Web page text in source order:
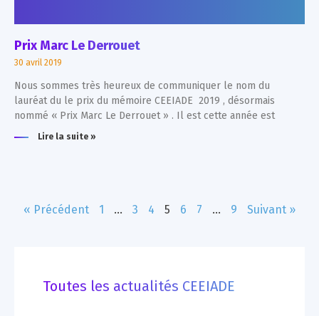
Prix Marc Le Derrouet
30 avril 2019
Nous sommes très heureux de communiquer le nom du
lauréat du le prix du mémoire CEEIADE 2019 , désormais
nommé « Prix Marc Le Derrouet » . Il est cette année est
Lire la suite »
« Précédent 1 … 3 4 5 6 7 … 9 Suivant »
Toutes les actualités CEEIADE